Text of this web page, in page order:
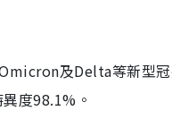
及Delta等新型
度98.1%。